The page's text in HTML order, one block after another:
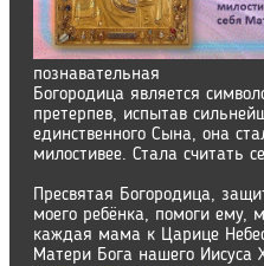
познавательная
Богородица является
претерпев, испытав
единственного Сына, она
милостивее. Стала считать
Пресвятая Богородица,
моего ребёнка, помоги ему,
каждая мама к Царице
Матери Бога нашего Иисуса